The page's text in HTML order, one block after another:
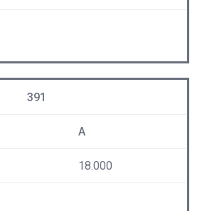
391
A
18.000